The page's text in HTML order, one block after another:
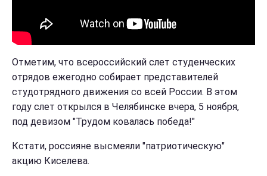
Отметим, что всероссийский слет студенческих
отрядов ежегодно собирает представителей
студотрядного движения со всей России. В этом
году слет открылся в Челябинске вчера, 5 ноября,
под девизом "Трудом ковалась победа!"
Кстати, россияне высмеяли "патриотическую"
акцию Киселева.